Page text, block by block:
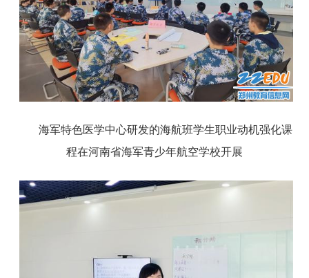
海军特色医学中心研发的海航班学生职业动机强化课
程在河南省海军青少年航空学校开展